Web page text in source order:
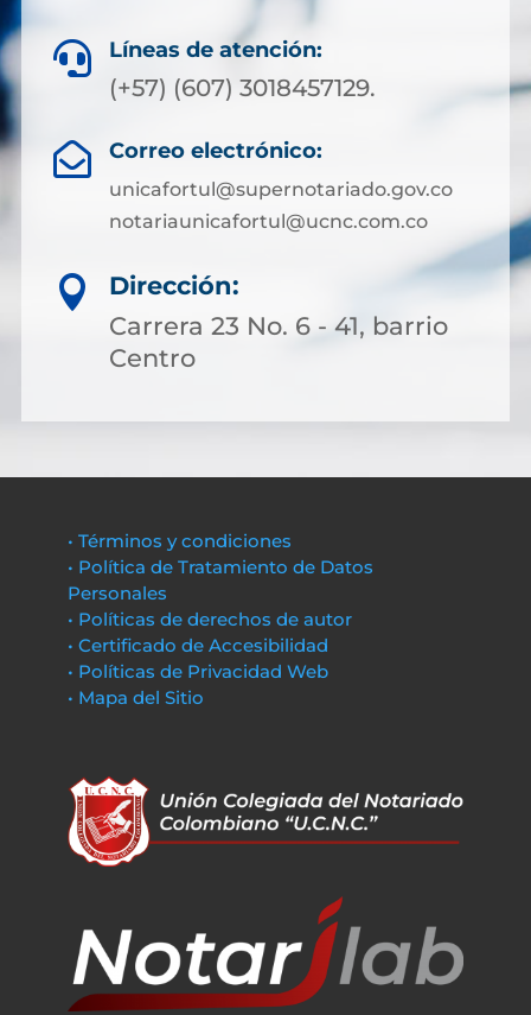
 Líneas de atención:
(+57) (607) 3018457129.
 Correo electrónico:
unicafortul@supernotariado.gov.co
notariaunicafortul@ucnc.com.co

Dirección:
Carrera 23 No. 6 - 41, barrio
Centro
• Términos y condiciones
• Política de Tratamiento de Datos
Personales
• Políticas de derechos de autor
• Certificado de Accesibilidad
• Políticas de Privacidad Web
• Mapa del Sitio